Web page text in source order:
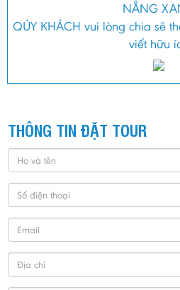
NẴNG
QÚY KHÁCH vui lòng chia sẽ
viết hữu
THÔNG TIN ĐẶT TOUR